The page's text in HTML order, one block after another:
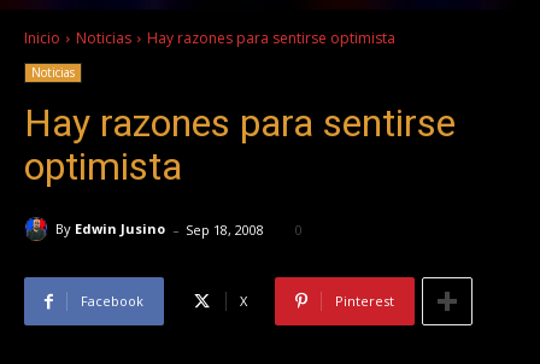
Inicio Noticias Hay razones para sentirse optimista
Noticias
Hay razones para sentirse
optimista
By Edwin Jusino - Sep 18, 2008 0
Facebook X Pinterest